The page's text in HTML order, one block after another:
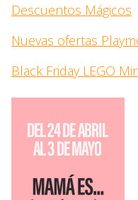
Descuentos Mágicos
Nuevas ofertas
Black Friday LEGO